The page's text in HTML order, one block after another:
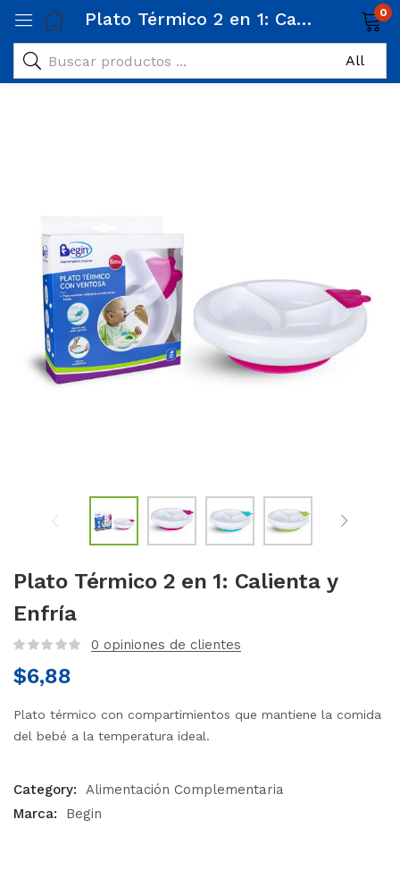
Plato Térmico 2 en 1: Calienta y Enfría 0
Plato Térmico 2 en 1: Calienta y
Enfría
0 opiniones de clientes
$6,88
Plato térmico con compartimientos que mantiene la comida
del bebé a la temperatura ideal.
Category:
Alimentación Complementaria
Marca:
Begin